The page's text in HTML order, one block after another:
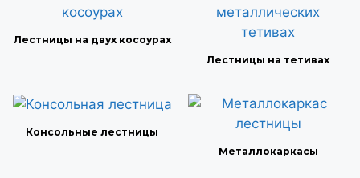
Лестницы на двух косоурах
Лестницы на тетивах
Консольные лестницы
Металлокаркасы